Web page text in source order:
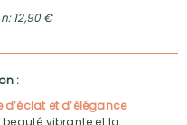
12,90 €
:
et d’élégance